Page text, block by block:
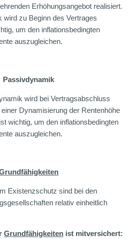
Erhöhungsangebot realisiert.
wird zu Beginn des Vertrages
um den inflationsbedingten
auszugleichen.
Passivdynamik
wird bei Vertragsabschluss
Dynamisierung der Rentenhöhe
wichtig, um den inflationsbedingten
auszugleichen.
Existenzschutz sind bei den
relativ einheitlich
Grundfähigkeiten ist mitversichert: